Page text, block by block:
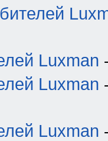
Luxman
Luxman
Luxman